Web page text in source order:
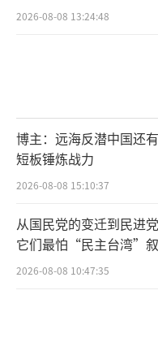
2026-08-08 13:24:48
博主：远海反潜中国还
短板锤炼战力
2026-08-08 15:10:37
从国民党的变迁到民进
它们最怕“民主台湾”
2026-08-08 10:47:35